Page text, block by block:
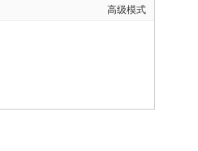
高级模式